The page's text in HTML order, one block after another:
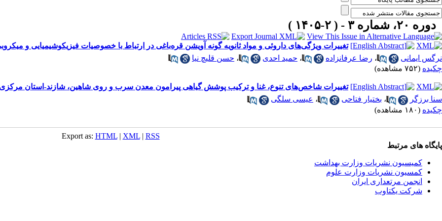
دوره ۲۰، شماره ۳ - ( ۲-۱۴۰۵ )
تغییرات ویژگی‌های داروئی و مواد ثانویه گونه آویشن قره‌باغی در ارتباط با خصوصیات فیزیکوشیمیایی و
نرگس ایمانی
، رضا عرفانزاده ، حمید احدی ، حسن قلیچ نیا
چکیده (۷۵۲ مشاهده)
تغییرات شاخص‌های تنوع، غنا و ترکیب پوشش گیاهی پیرامون معدن سرب و روی شاهین، شازند-استان مرکزی
سنا برزگر
، بختیار فتاحی ، عیسی سلگی
چکیده (۱۸۰ مشاهده)
Export as: HTML| XML| RSS
پایگاه های مرتبط
کمیسیون نشریات وزارت بهداشت
کمسیون نشریات وزارت علوم
انجمن مرتعداری ایران
شرکت یکتاوب